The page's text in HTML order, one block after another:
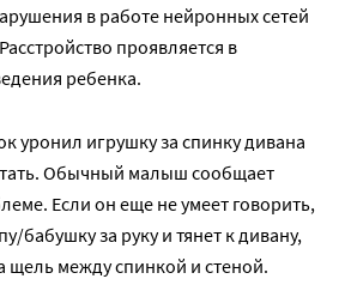
в работе нейронных сетей
проявляется в
ребенка.
уронил игрушку за спинку дивана
Обычный малыш сообщает
Если он еще не умеет говорить,
бабушку за руку и тянет к дивану,
щель между спинкой и стеной.